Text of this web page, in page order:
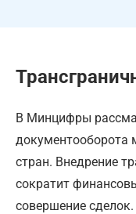
В Минцифры
документооборота
стран. Внедрение
сократит
совершение